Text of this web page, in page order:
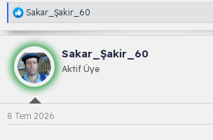
R
e
a
k
s
i
y
o
n
l
a
Sakar_Şakir_60
Sakar_Şakir_60
Aktif Üye
8 Tem 2026